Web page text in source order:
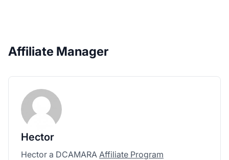
Affiliate Manager
Hector
Hector a DCAMARA Affiliate Program